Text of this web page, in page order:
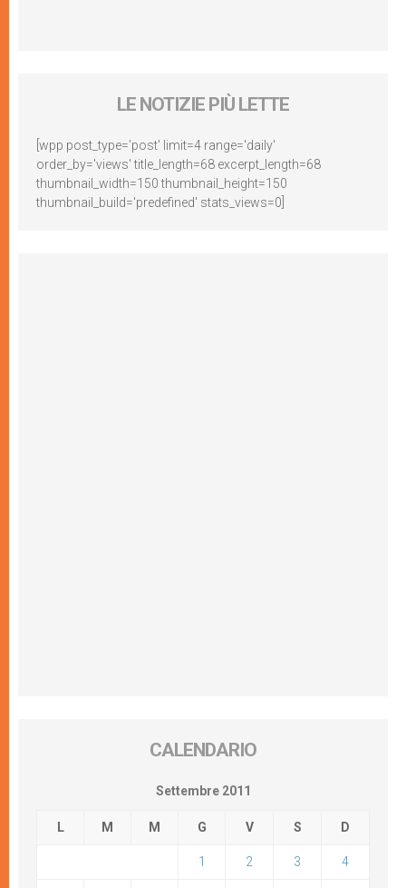
LE NOTIZIE PIÙ LETTE
[wpp post_type='post' limit=4 range='daily'
order_by='views' title_length=68 excerpt_length=68
thumbnail_width=150 thumbnail_height=150
thumbnail_build='predefined' stats_views=0]
CALENDARIO
Settembre 2011
L M M G V S D
1 2 3 4